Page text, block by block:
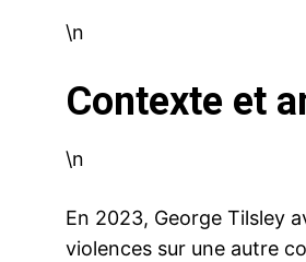
\n
Contexte et
\n
En 2023, George Tilsley
violences sur une autre